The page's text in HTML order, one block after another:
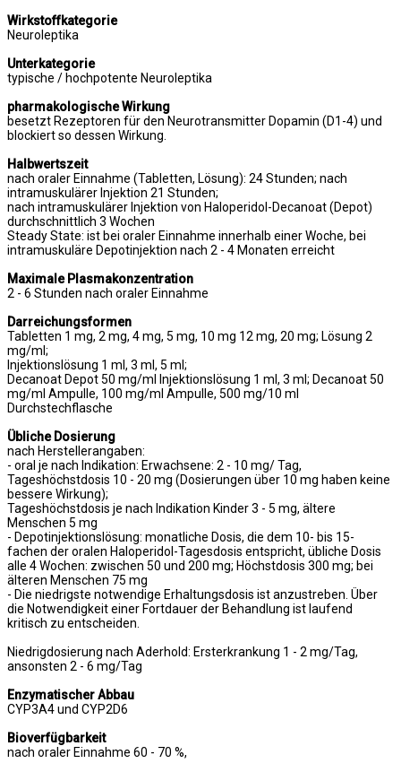
Wirkstoffkategorie
Neuroleptika
Unterkategorie
typische / hochpotente Neuroleptika
pharmakologische Wirkung
besetzt Rezeptoren für den Neurotransmitter Dopamin (D1-4) und
blockiert so dessen Wirkung.
Halbwertszeit
nach oraler Einnahme (Tabletten, Lösung): 24 Stunden; nach
intramuskulärer Injektion 21 Stunden;
nach intramuskulärer Injektion von Haloperidol-Decanoat (Depot)
durchschnittlich 3 Wochen
Steady State: ist bei oraler Einnahme innerhalb einer Woche, bei
intramuskuläre Depotinjektion nach 2 - 4 Monaten erreicht
Maximale Plasmakonzentration
2 - 6 Stunden nach oraler Einnahme
Darreichungsformen
Tabletten 1 mg, 2 mg, 4 mg, 5 mg, 10 mg 12 mg, 20 mg; Lösung 2
mg/ml;
Injektionslösung 1 ml, 3 ml, 5 ml;
Decanoat Depot 50 mg/ml Injektionslösung 1 ml, 3 ml; Decanoat 50
mg/ml Ampulle, 100 mg/ml Ampulle, 500 mg/10 ml
Durchstechflasche
Übliche Dosierung
nach Herstellerangaben:
- oral je nach Indikation: Erwachsene: 2 - 10 mg/ Tag,
Tageshöchstdosis 10 - 20 mg (Dosierungen über 10 mg haben keine
bessere Wirkung);
Tageshöchstdosis je nach Indikation Kinder 3 - 5 mg, ältere
Menschen 5 mg
- Depotinjektionslösung: monatliche Dosis, die dem 10- bis 15-
fachen der oralen Haloperidol-Tagesdosis entspricht, übliche Dosis
alle 4 Wochen: zwischen 50 und 200 mg; Höchstdosis 300 mg; bei
älteren Menschen 75 mg
- Die niedrigste notwendige Erhaltungsdosis ist anzustreben. Über
die Notwendigkeit einer Fortdauer der Behandlung ist laufend
kritisch zu entscheiden.
Niedrigdosierung nach Aderhold: Ersterkrankung 1 - 2 mg/Tag,
ansonsten 2 - 6 mg/Tag
Enzymatischer Abbau
CYP3A4 und CYP2D6
Bioverfügbarkeit
nach oraler Einnahme 60 - 70 %,